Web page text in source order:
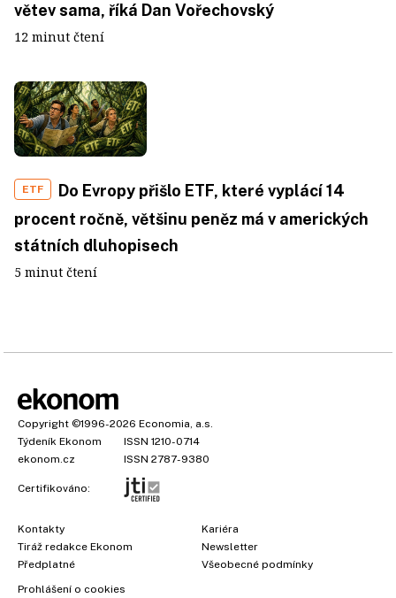
větev sama, říká Dan Vořechovský
12 minut čtení
ETF
Do Evropy přišlo ETF, které vyplácí 14
procent ročně, většinu peněz má v amerických
státních dluhopisech
5 minut čtení
Copyright ©1996-2026 Economia, a.s.
Týdeník Ekonom
ISSN 1210-0714
ekonom.cz
ISSN 2787-9380
Certifikováno:
Kontakty
Tiráž redakce Ekonom
Předplatné
Kariéra
Newsletter
Všeobecné podmínky
Prohlášení o cookies